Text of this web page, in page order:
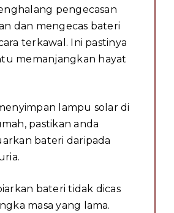
pengecasan
dan mengecas bateri
terkawal. Ini pastinya
memanjangkan hayat
lampu solar di
pastikan anda
bateri daripada
bateri tidak dicas
masa yang lama.